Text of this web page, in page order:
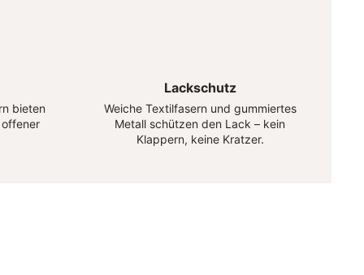
bieten
Lackschutz
Weiche Textilfasern und gummiertes
Metall schützen den Lack – kein
Klappern, keine Kratzer.